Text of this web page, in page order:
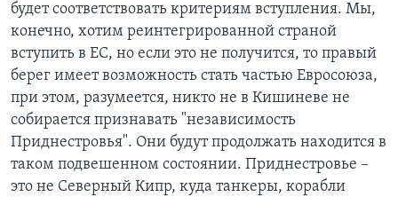
будет соответствовать критериям вступления. Мы,
конечно, хотим реинтегрированной страной
вступить в ЕС, но если это не получится, то правый
берег имеет возможность стать частью Евросоюза,
при этом, разумеется, никто не в Кишиневе не
собирается признавать "независимость
Приднестровья". Они будут продолжать находится в
таком подвешенном состоянии. Приднестровье –
это не Северный Кипр, куда танкеры, корабли